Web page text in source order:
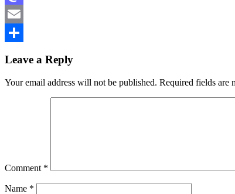
Mastodon
Email
Leave a Reply
Your email address will not be published. Required fields are
Comment *
Name *